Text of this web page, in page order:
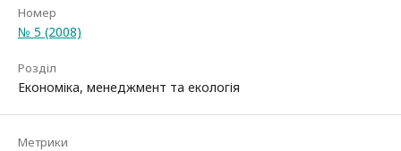
Номер
№ 5 (2008)
Розділ
Економіка, менеджмент та екологія
Метрики